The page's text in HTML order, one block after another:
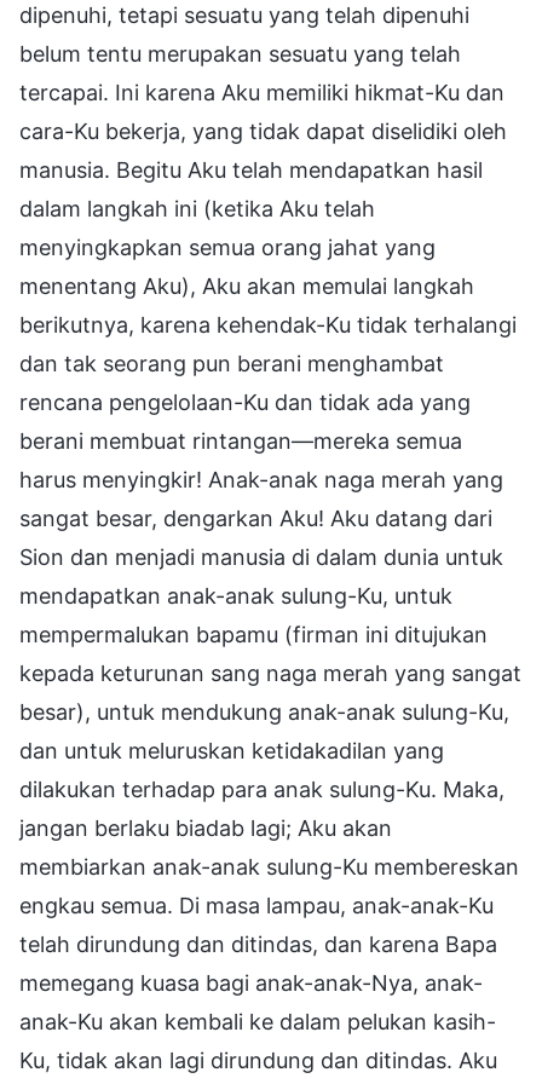
dipenuhi, tetapi sesuatu yang telah dipenuhi
belum tentu merupakan sesuatu yang telah
tercapai. Ini karena Aku memiliki hikmat-Ku dan
cara-Ku bekerja, yang tidak dapat diselidiki oleh
manusia. Begitu Aku telah mendapatkan hasil
dalam langkah ini (ketika Aku telah
menyingkapkan semua orang jahat yang
menentang Aku), Aku akan memulai langkah
berikutnya, karena kehendak-Ku tidak terhalangi
dan tak seorang pun berani menghambat
rencana pengelolaan-Ku dan tidak ada yang
berani membuat rintangan—mereka semua
harus menyingkir! Anak-anak naga merah yang
sangat besar, dengarkan Aku! Aku datang dari
Sion dan menjadi manusia di dalam dunia untuk
mendapatkan anak-anak sulung-Ku, untuk
mempermalukan bapamu (firman ini ditujukan
kepada keturunan sang naga merah yang sangat
besar), untuk mendukung anak-anak sulung-Ku,
dan untuk meluruskan ketidakadilan yang
dilakukan terhadap para anak sulung-Ku. Maka,
jangan berlaku biadab lagi; Aku akan
membiarkan anak-anak sulung-Ku membereskan
engkau semua. Di masa lampau, anak-anak-Ku
telah dirundung dan ditindas, dan karena Bapa
memegang kuasa bagi anak-anak-Nya, anak-
anak-Ku akan kembali ke dalam pelukan kasih-
Ku, tidak akan lagi dirundung dan ditindas. Aku